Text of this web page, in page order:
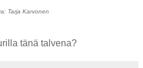
Tarja Karvonen
tänä talvena?